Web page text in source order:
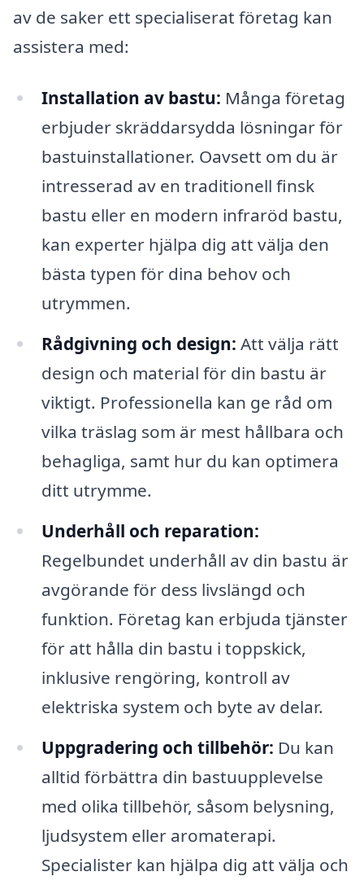
av de saker ett specialiserat företag kan
assistera med:
Installation av bastu: Många företag
erbjuder skräddarsydda lösningar för
bastuinstallationer. Oavsett om du är
intresserad av en traditionell finsk
bastu eller en modern infraröd bastu,
kan experter hjälpa dig att välja den
bästa typen för dina behov och
utrymmen.
Rådgivning och design: Att välja rätt
design och material för din bastu är
viktigt. Professionella kan ge råd om
vilka träslag som är mest hållbara och
behagliga, samt hur du kan optimera
ditt utrymme.
Underhåll och reparation:
Regelbundet underhåll av din bastu är
avgörande för dess livslängd och
funktion. Företag kan erbjuda tjänster
för att hålla din bastu i toppskick,
inklusive rengöring, kontroll av
elektriska system och byte av delar.
Uppgradering och tillbehör: Du kan
alltid förbättra din bastuupplevelse
med olika tillbehör, såsom belysning,
ljudsystem eller aromaterapi.
Specialister kan hjälpa dig att välja och